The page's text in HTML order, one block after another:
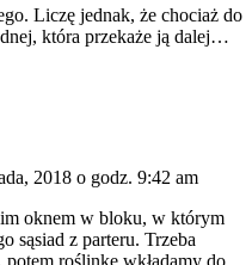
Liczę jednak, że chociaż do
która przekaże ją dalej…
2018 o godz. 9:42 am
oknem w bloku, w którym
sąsiad z parteru. Trzeba
potem roślinkę wkładamy do